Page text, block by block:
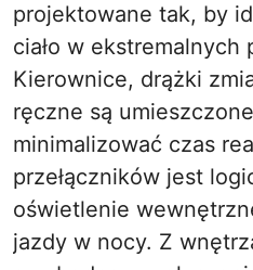
projektowane tak, by
ciało w ekstremalnych
Kierownice, drążki
ręczne są
minimalizować czas
przełączników jest
oświetlenie
jazdy w nocy. Z